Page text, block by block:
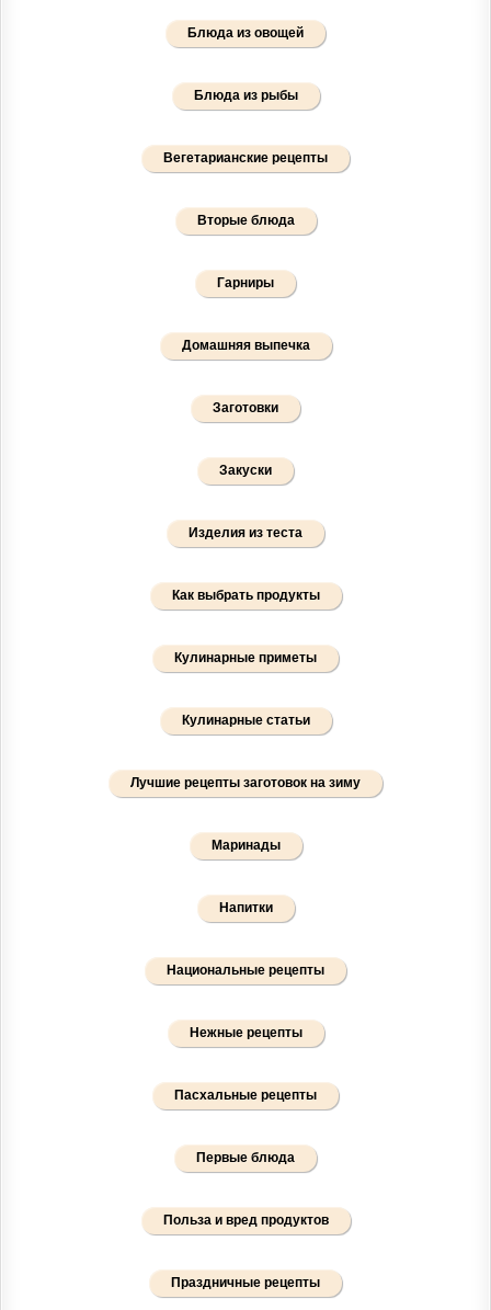
Блюда из овощей
Блюда из рыбы
Вегетарианские рецепты
Вторые блюда
Гарниры
Домашняя выпечка
Заготовки
Закуски
Изделия из теста
Как выбрать продукты
Кулинарные приметы
Кулинарные статьи
Лучшие рецепты заготовок на зиму
Маринады
Напитки
Национальные рецепты
Нежные рецепты
Пасхальные рецепты
Первые блюда
Польза и вред продуктов
Праздничные рецепты